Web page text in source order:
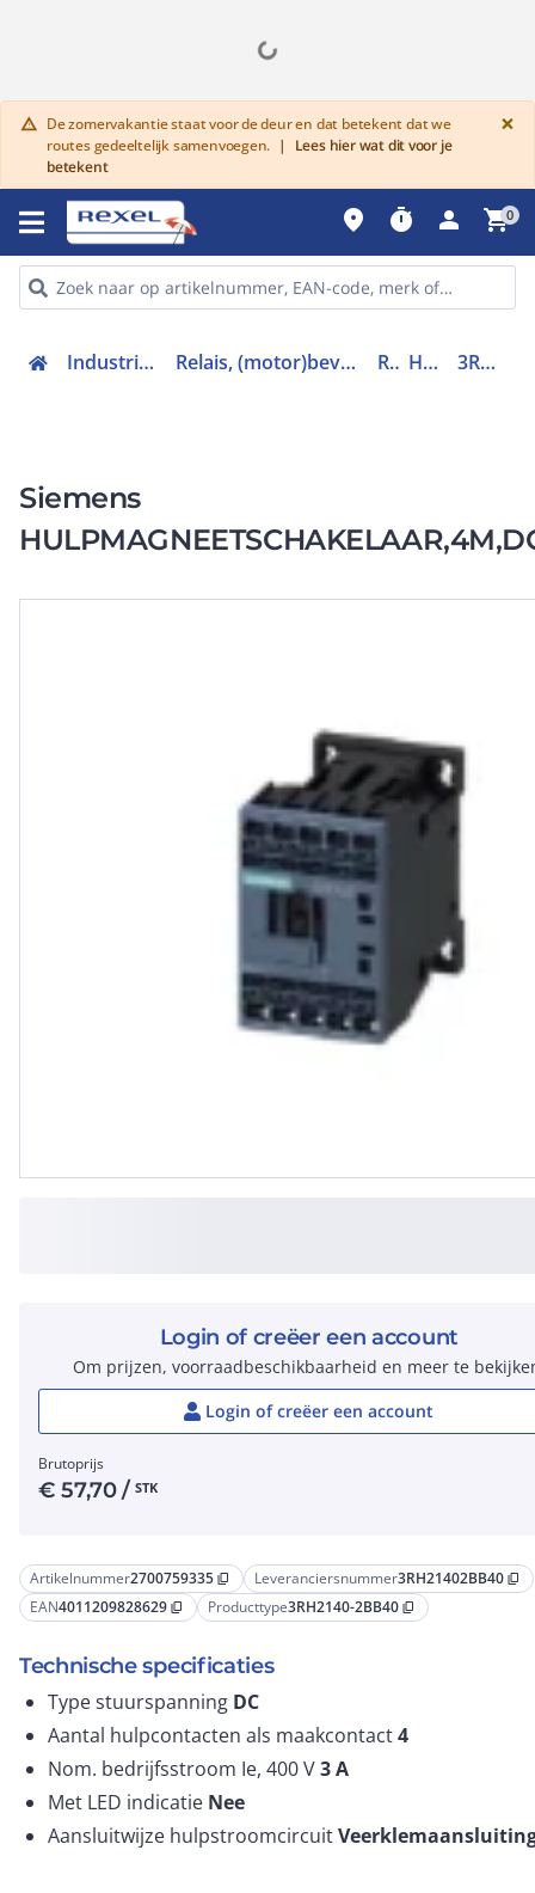
warning De zomervakantie staat voor de deur en dat betekent dat we
routes gedeeltelijk samenvoegen. |
Lees hier wat dit voor je
betekent
×
place timer person shopping_cart0
Industriele componenten Relais, (motor)beveiliging en magneetschakelaars Relais Hulprelais 3RH21402BB40
Siemens
Artikelnummer2700759335 content_copy Leveranciersnummer3RH21402BB40 content_copy
EAN4011209828629 content_copy Producttype3RH2140-2BB40 content_copy
Technische specificaties
Type stuurspanning DC
Aantal hulpcontacten als maakcontact4
Nom. bedrijfsstroom Ie, 400 V3A
Met LED indicatie Nee
Aansluitwijze hulpstroomcircuit
Login of creëer een account
Om prijzen, voorraadbeschikbaarheid en meer te
Login of creëer een account
Brutoprijs
€57,70/ STK